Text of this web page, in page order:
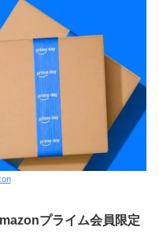
プライム会員限定